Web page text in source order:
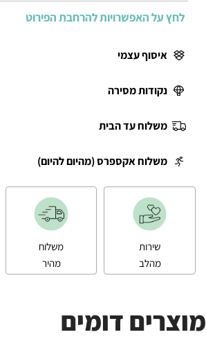
לחץ על האפשרויות להרחבת הפירוט
איסוף עצמי
נקודות מסירה
משלוח עד הבית
משלוח אקספרס (מהיום להיום)
שירות
מהלב
משלוח
מהיר
מוצרים דומים